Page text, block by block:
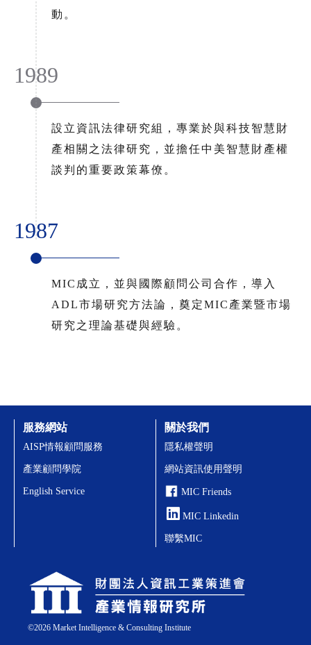
動。
1989
設立資訊法律研究組，專業於與科技智慧財
產相關之法律研究，並擔任中美智慧財產權
談判的重要政策幕僚。
1987
MIC成立，並與國際顧問公司合作，導入
ADL市場研究方法論，奠定MIC產業暨市場
研究之理論基礎與經驗。
©2026Market Intelligence & Consulting Institute
服務網站
AISP情報顧問服務
產業顧問學院
English Service
關於我們
隱私權聲明
網站資訊使用聲明
MIC Friends
MIC Linkedin
聯繫MIC